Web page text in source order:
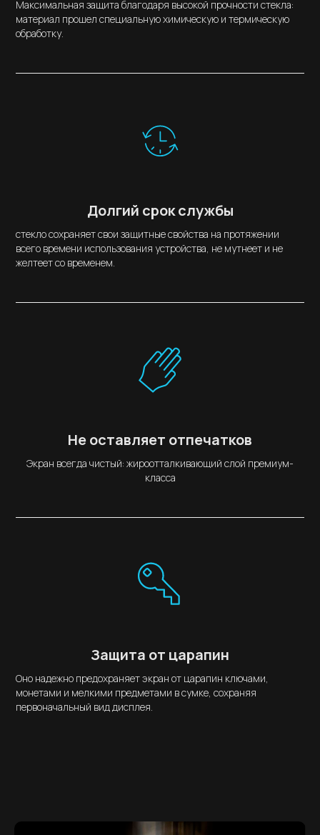
Максимальная защита благодаря высокой прочности стекла:
материал прошел специальную химическую и термическую
обработку.
Долгий срок службы
стекло сохраняет свои защитные свойства на протяжении
всего времени использования устройства, не мутнеет и не
желтеет со временем.
Не оставляет отпечатков
Экран всегда чистый: жироотталкивающий слой премиум-
класса
Защита от царапин
Оно надежно предохраняет экран от царапин ключами,
монетами и мелкими предметами в сумке, сохраняя
первоначальный вид дисплея.